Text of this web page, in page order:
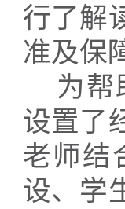
行了解
准及保
为帮
设置了
老师结
设、学